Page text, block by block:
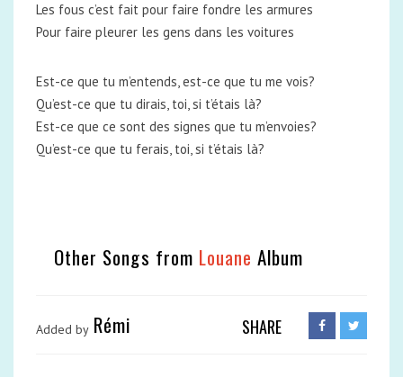
Les fous c’est fait pour faire fondre les armures
Pour faire pleurer les gens dans les voitures
Est-ce que tu m’entends, est-ce que tu me vois?
Qu’est-ce que tu dirais, toi, si t’étais là?
Est-ce que ce sont des signes que tu m’envoies?
Qu’est-ce que tu ferais, toi, si t’étais là?
Other Songs from Louane Album
Added by Rémi SHARE